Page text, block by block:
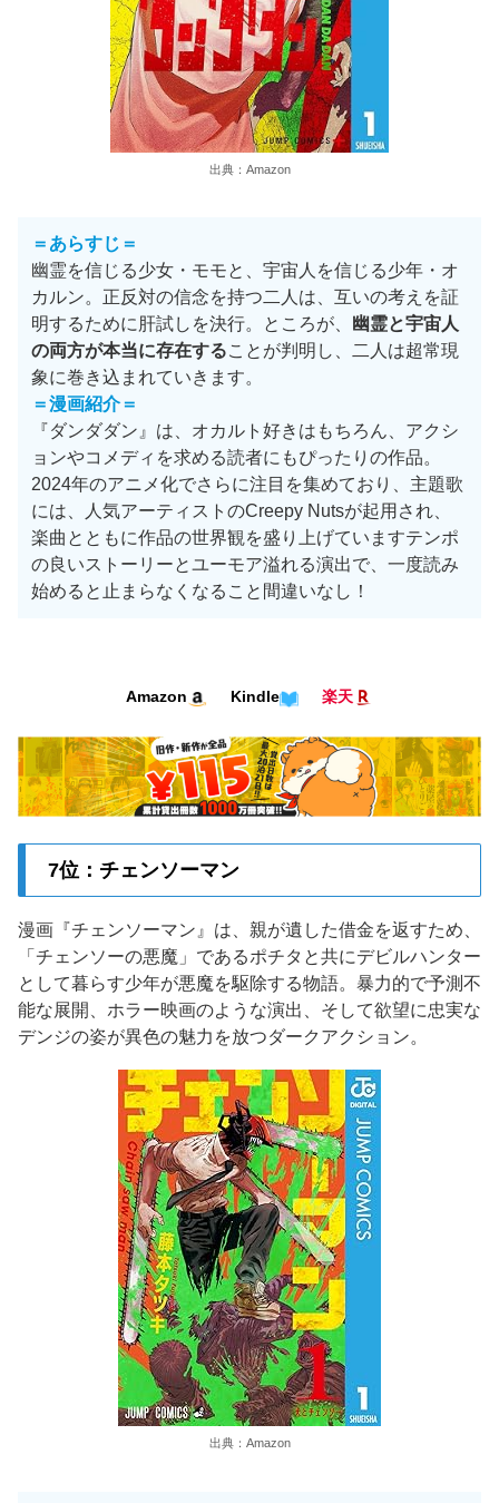
出典：Amazon
＝あらすじ＝
幽霊を信じる少女・モモと、宇宙人を信じる少年・オ
カルン。正反対の信念を持つ二人は、互いの考えを証
明するために肝試しを決行。ところが、
幽霊と宇宙人
の両方が本当に存在することが判明し、二人は超常現
象に巻き込まれていきます。
＝漫画紹介＝
『ダンダダン』は、オカルト好きはもちろん、アクシ
ョンやコメディを求める読者にもぴったりの作品。
2024年のアニメ化でさらに注目を集めており、主題歌
には、人気アーティストのCreepy Nutsが起用され、
楽曲とともに作品の世界観を盛り上げていますテンポ
の良いストーリーとユーモア溢れる演出で、一度読み
始めると止まらなくなること間違いなし！
Amazon Kindle 楽天
7位：チェンソーマン
漫画『チェンソーマン』は、親が遺した借金を返すため、
「チェンソーの悪魔」であるポチタと共にデビルハンター
として暮らす少年が悪魔を駆除する物語。暴力的で予測不
能な展開、ホラー映画のような演出、そして欲望に忠実な
デンジの姿が異色の魅力を放つダークアクション。
出典：Amazon